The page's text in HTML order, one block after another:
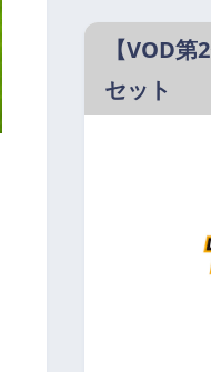
【VOD
セット